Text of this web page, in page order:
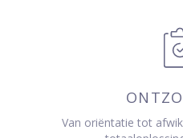
Van oriëntatie tot